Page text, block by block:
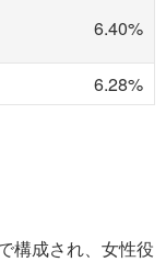
6.40%
6.28%
構成され、女性役